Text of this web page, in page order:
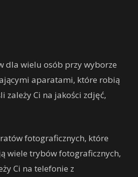
dla wielu osób przy wyborze
aparatami, które robią
zależy Ci na jakości zdjęć,
fotograficznych, które
wiele trybów fotograficznych,
Ci na telefonie z